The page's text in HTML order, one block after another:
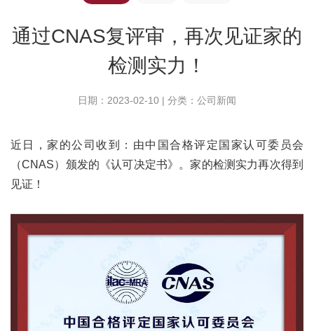
通过CNAS复评审，再次见证家的
检测实力！
日期：2023-02-10 | 分类：公司新闻
近日，家的公司收到：由中国合格评定国家认可委员会
（CNAS）颁发的《认可决定书》。家的检测实力再次得到
见证！